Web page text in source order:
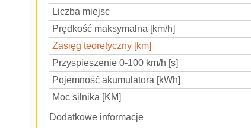
Liczba miejsc
Prędkość maksymalna [km/h]
Zasięg teoretyczny [km]
Przyspieszenie 0-100 km/h [s]
Pojemność akumulatora [kWh]
Moc silnika [KM]
Dodatkowe informacje